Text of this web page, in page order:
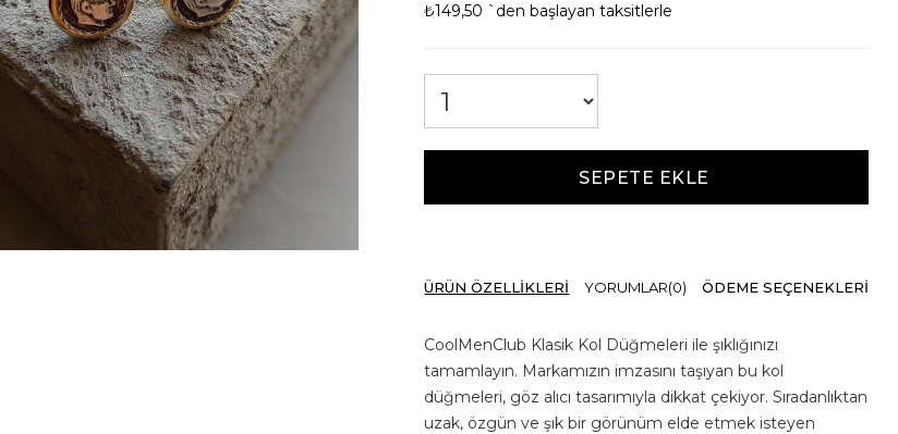
₺149,50 `den başlayan taksitlerle
ÜRÜN ÖZELLIKLERI YORUMLAR(0) ÖDEME SEÇENEKLERI
CoolMenClub Klasik Kol Düğmeleri ile şıklığınızı
tamamlayın. Markamızın imzasını taşıyan bu kol
düğmeleri, göz alıcı tasarımıyla dikkat çekiyor. Sıradanlıktan
uzak, özgün ve şık bir görünüm elde etmek isteyen